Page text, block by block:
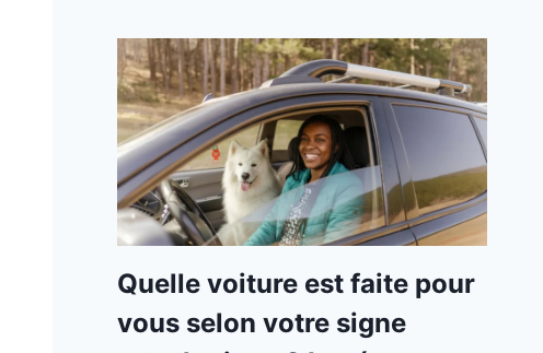
Quelle voiture est faite pour
vous selon votre signe